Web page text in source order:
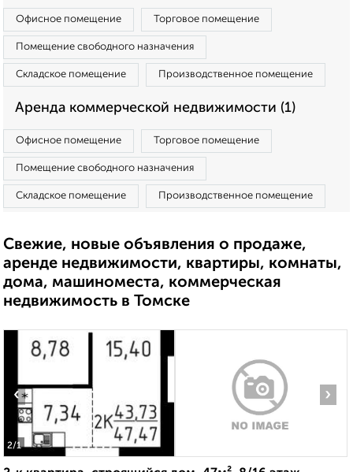
Офисное помещение Торговое помещение
Помещение свободного назначения
Складское помещение Производственное помещение
Аренда коммерческой недвижимости (1)
Офисное помещение Торговое помещение
Помещение свободного назначения
Складское помещение Производственное помещение
Свежие, новые объявления о продаже,
аренде недвижимости, квартиры, комнаты,
дома, машиноместа, коммерческая
недвижимость в Томске
2/1
‹ ›